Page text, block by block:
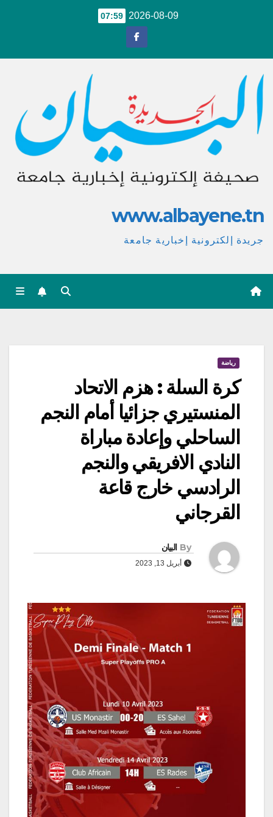
2026-08-09
07:59
www.albayene.tn
جريدة إلكترونية إخبارية جامعة
رياضة
كرة السلة : هزم الاتحاد
المنستيري جزائيا أمام النجم
الساحلي وإعادة مباراة
النادي الافريقي والنجم
الرادسي خارج قاعة
القرجاني
By البيان
أبريل 13, 2023